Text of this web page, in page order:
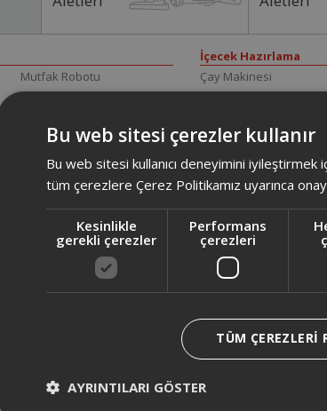
Mutfak Robotu
Mutfak Tartısı
İçecek Hazırlama
Çay Makinesi
Filtre Kahve Makinesi
Semaver
Türk Kahve Makinesi
Bu web sitesi çerezler kullanır
Bu web sitesi kullanıcı deneyimini
tüm çerezlere Çerez Politikamız uyarınca
Kesinlikle
gerekli çerezler
Performans
çerezleri
TÜM ÇEREZLERI
AYRINTILARI GÖSTER